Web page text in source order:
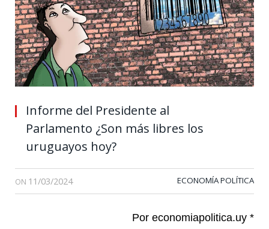
Informe del Presidente al
Parlamento ¿Son más libres los
uruguayos hoy?
ON 11/03/2024 ECONOMÍA POLÍTICA
Por economiapolitica.uy *